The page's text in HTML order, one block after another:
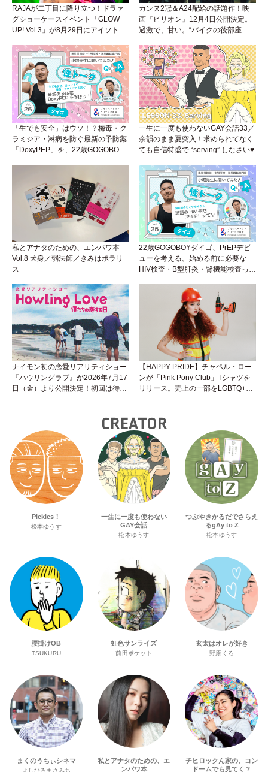
RAJAが二丁目に降り立つ！ドラァ
グショーケースイベント「GLOW
UP! Vol.3」が8月29日にアイソトー
カンヌ2冠＆A24配給の話題作！映
画『ピリオン』12月4日公開決定。
過激で、甘い。“バイクの後部座
「生でも安全」はウソ！？梅毒・ク
ラミジア・淋病を防ぐ最新の予防薬
「DoxyPEP」を、22歳GOGOBOY
（Vol.26）
一生に一度も使わないGAY会話33／
余韻のまま夏突入！求められてなく
ても自信特盛で “serving” しなさい♥
私とアナタのための、エンパワ本
Vol.8 犬身／弱法師／きみはポラリ
ス
22歳GOGOBOYダイゴ、PrEPデビ
ューを考える。始める前に必要な
HIV検査・B型肝炎・腎機能検査っ
性トーク～聞きにくいことは小堀先
生に聞けばイイ！（Vol.25）
ナイモン初の恋愛リアリティショー
『ハウリングラブ』が2026年7月17
日（金）より公開決定！初回は待望
【HAPPY PRIDE】チャペル・ロー
ンが「Pink Pony Club」Tシャツを
リリース。売上の一部をLGBTQ+＆
CREATOR
Pickles！
松本ゆうす
一生に一度も使わない
GAY会話
松本ゆうす
つぶやきかるだでさらえ
るgAy to Z
松本ゆうす
腰掛けOB
TSUKURU
虹色サンライズ
前田ポケット
玄太はオレが好き
野原くろ
まくのうちぃシネマ
私とアナタのための、エ
ンパワ本
チヒロックん家の、コン
ドームでも見てく？